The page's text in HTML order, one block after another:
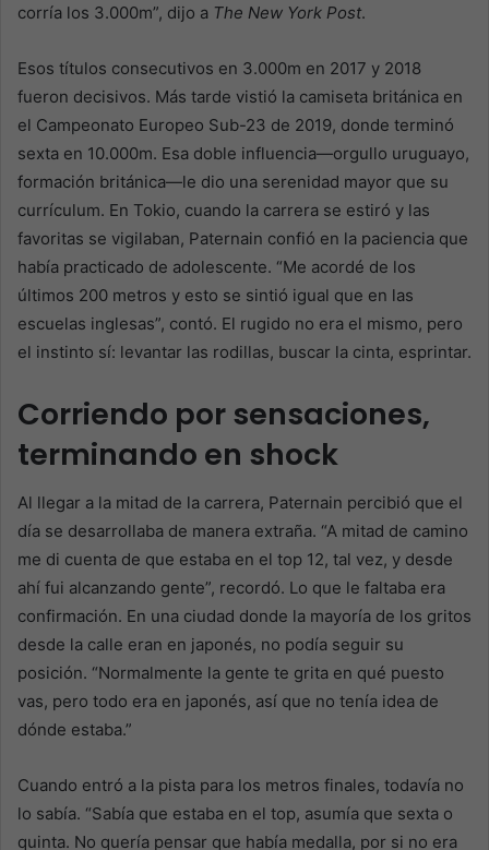
corría los 3.000m”, dijo a The New York Post.
Esos títulos consecutivos en 3.000m en 2017 y 2018
fueron decisivos. Más tarde vistió la camiseta británica en
el Campeonato Europeo Sub-23 de 2019, donde terminó
sexta en 10.000m. Esa doble influencia—orgullo uruguayo,
formación británica—le dio una serenidad mayor que su
currículum. En Tokio, cuando la carrera se estiró y las
favoritas se vigilaban, Paternain confió en la paciencia que
había practicado de adolescente. “Me acordé de los
últimos 200 metros y esto se sintió igual que en las
escuelas inglesas”, contó. El rugido no era el mismo, pero
el instinto sí: levantar las rodillas, buscar la cinta, esprintar.
Corriendo por sensaciones,
terminando en shock
Al llegar a la mitad de la carrera, Paternain percibió que el
día se desarrollaba de manera extraña. “A mitad de camino
me di cuenta de que estaba en el top 12, tal vez, y desde
ahí fui alcanzando gente”, recordó. Lo que le faltaba era
confirmación. En una ciudad donde la mayoría de los gritos
desde la calle eran en japonés, no podía seguir su
posición. “Normalmente la gente te grita en qué puesto
vas, pero todo era en japonés, así que no tenía idea de
dónde estaba.”
Cuando entró a la pista para los metros finales, todavía no
lo sabía. “Sabía que estaba en el top, asumía que sexta o
quinta. No quería pensar que había medalla, por si no era